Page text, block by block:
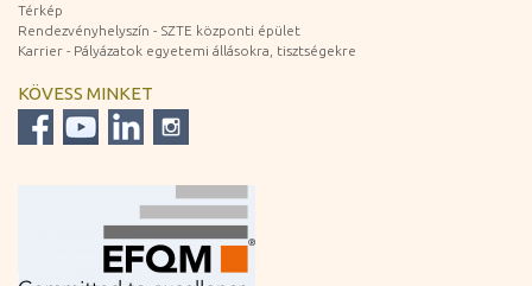
Térkép
Rendezvényhelyszín - SZTE központi épület
Karrier - Pályázatok egyetemi állásokra, tisztségekre
KÖVESS MINKET